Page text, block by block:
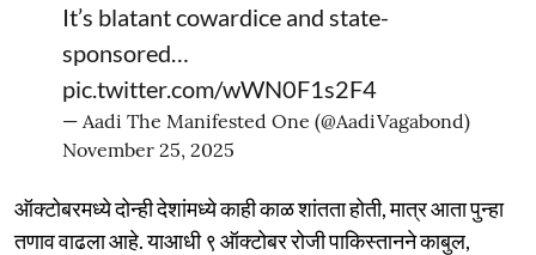
It’s blatant cowardice and state-
sponsored…
pic.twitter.com/wWN0F1s2F4
— Aadi The Manifested One (@AadiVagabond)
November 25, 2025
ऑक्टोबरमध्ये दोन्ही देशांमध्ये काही काळ शांतता होती, मात्र आता पुन्हा
तणाव वाढला आहे. याआधी ९ ऑक्टोबर रोजी पाकिस्तानने काबुल,